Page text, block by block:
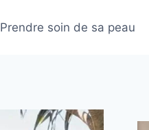
Prendre soin de sa peau